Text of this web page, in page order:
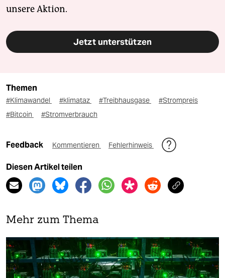
unsere Aktion.
Jetzt unterstützen
Themen
#Klimawandel #klimataz #Treibhausgase
#Strompreis
#Bitcoin
#Stromverbrauch
Feedback Kommentieren Fehlerhinweis
Diesen Artikel teilen
Mehr zum Thema